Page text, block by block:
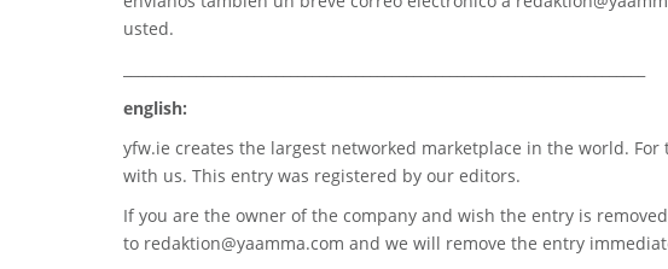
usted.
english:
yfw.ie creates the largest networked marketplace in the world.
with us. This entry was registered by our editors.
If you are the owner of the company and wish the entry is
to redaktion@yaamma.com and we will remove the entry